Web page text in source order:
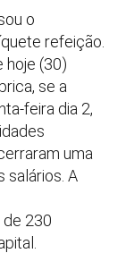
o
refeição.
hoje (30)
se a
feira dia 2,
uma
salários. A
230